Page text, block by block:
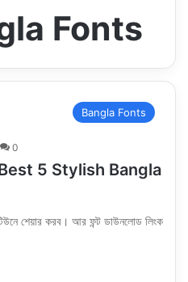
Fonts
Bangla Fonts
0
|| Best 5 Stylish Bangla
শেয়ার করব। আর ফন্ট ডাউনলোড লিংক